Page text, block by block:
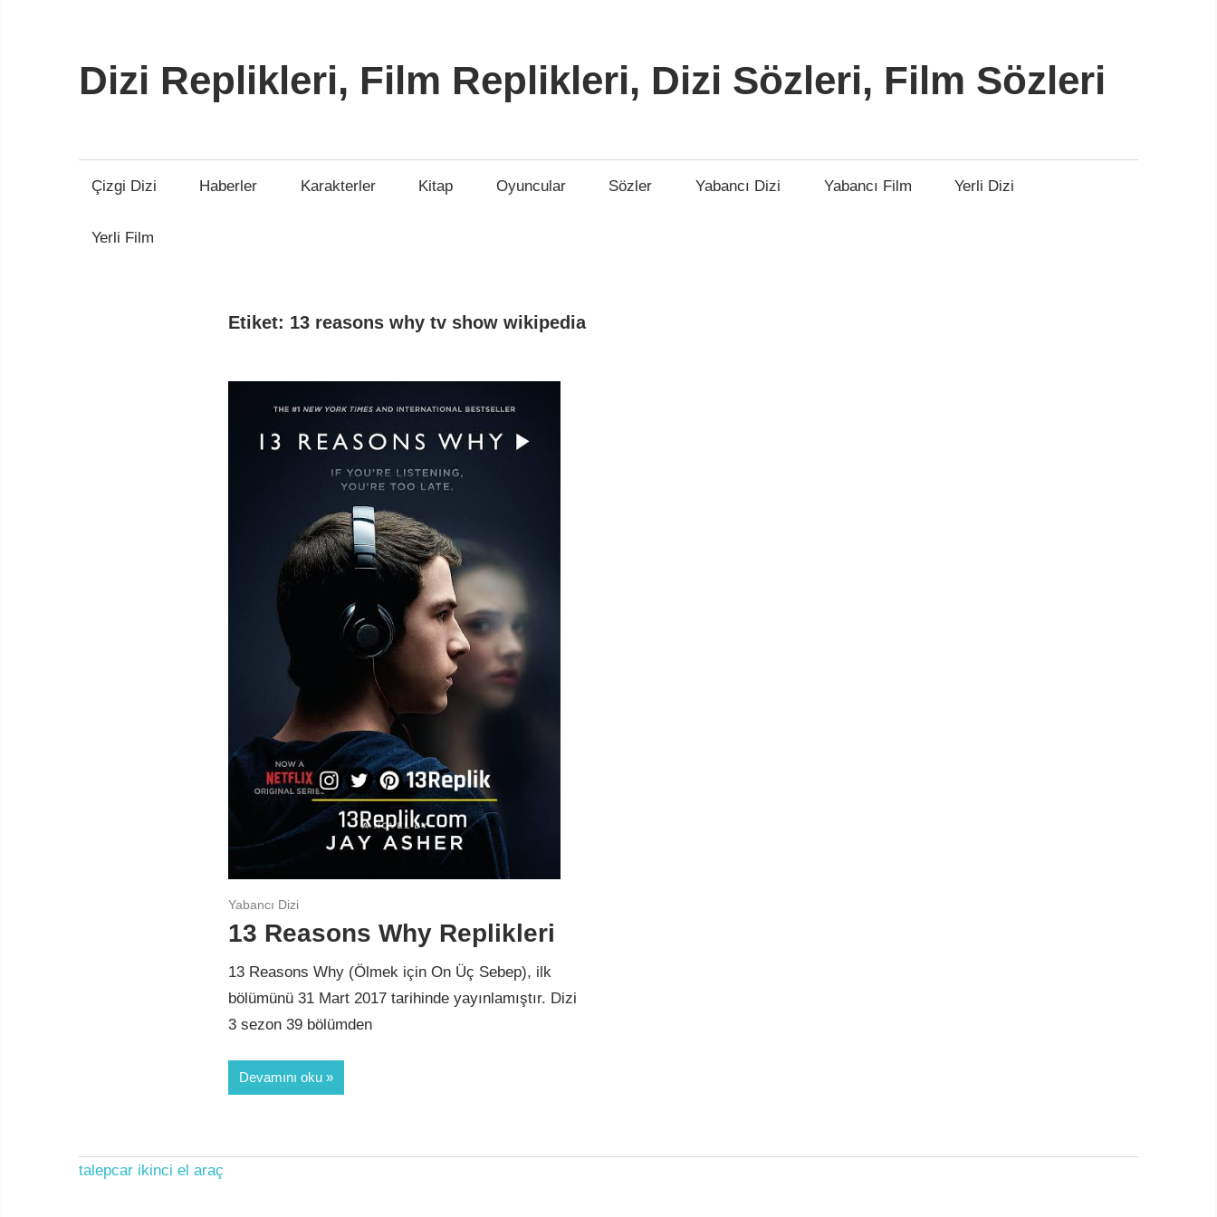
Dizi Replikleri, Film Replikleri, Dizi Sözleri, Film Sözleri
Çizgi Dizi Haberler Karakterler Kitap Oyuncular Sözler Yabancı Dizi Yabancı Film Yerli Dizi
Yerli Film
Etiket: 13 reasons why tv show wikipedia
Yabancı Dizi
13 Reasons Why Replikleri
13 Reasons Why (Ölmek için On Üç Sebep), ilk
bölümünü 31 Mart 2017 tarihinde yayınlamıştır. Dizi
3 sezon 39 bölümden
Devamını oku
talepcar ikinci el araç